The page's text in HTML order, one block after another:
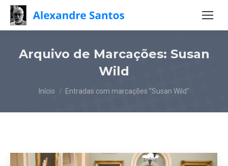
Arquivo de Marcações: Susan
Wild
Você está aqui:
Início Entradas com marcações "Susan Wild"